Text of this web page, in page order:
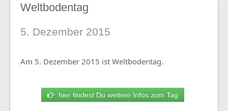
Weltbodentag
5. Dezember 2015
Am 5. Dezember 2015 ist Weltbodentag.
hier findest Du weitere Infos zum Tag